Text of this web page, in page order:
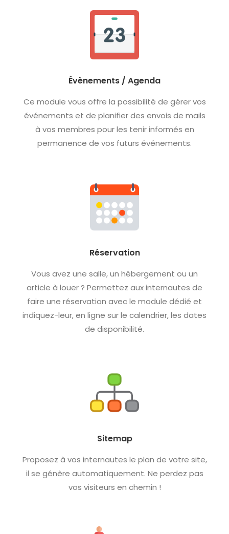
Évènements / Agenda
Ce module vous offre la possibilité de gérer vos
événements et de planifier des envois de mails
à vos membres pour les tenir informés en
permanence de vos futurs événements.
Réservation
Vous avez une salle, un hébergement ou un
article à louer ? Permettez aux internautes de
faire une réservation avec le module dédié et
indiquez-leur, en ligne sur le calendrier, les dates
de disponibilité.
Sitemap
Proposez à vos internautes le plan de votre site,
il se génère automatiquement. Ne perdez pas
vos visiteurs en chemin !